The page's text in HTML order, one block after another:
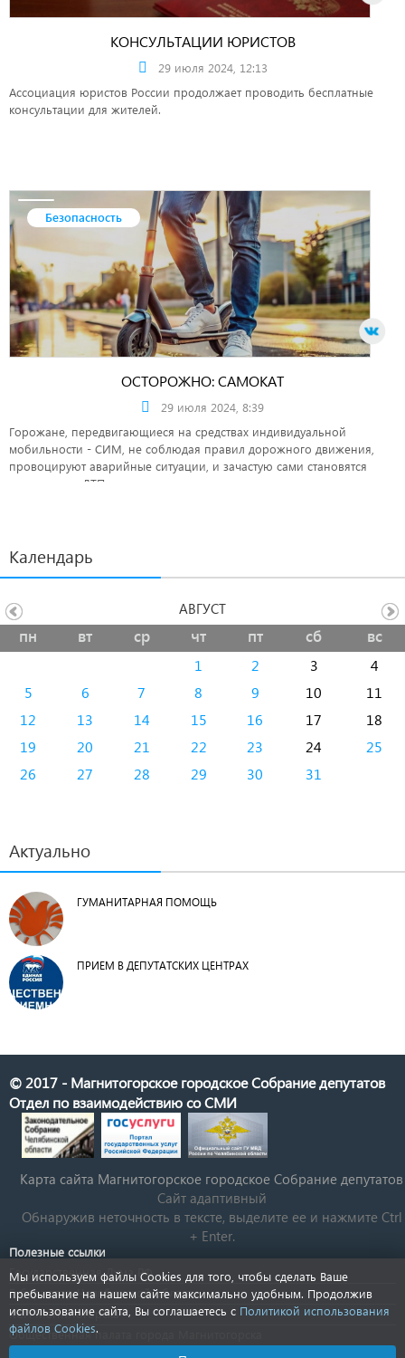
КОНСУЛЬТАЦИИ ЮРИСТОВ
29 июля 2024, 12:13
Ассоциация юристов России продолжает проводить бесплатные
консультации для жителей.
Безопасность
ОСТОРОЖНО: САМОКАТ
29 июля 2024, 8:39
Горожане, передвигающиеся на средствах индивидуальной
мобильности - СИМ, не соблюдая правил дорожного движения,
провоцируют аварийные ситуации, и зачастую сами становятся
участниками ДТП.
Календарь
пн вт ср чт пт сб вс
1 2 3
4
5
6 7 8 9 10
11
12
13 14 15 16 17
18
19
20 21 22 23 24
25
26
27 28 29 30 31
АВГУСТ
Актуально
ГУМАНИТАРНАЯ ПОМОЩЬ
ПРИЕМ В ДЕПУТАТСКИХ ЦЕНТРАХ
© 2017 - Магнитогорское городское Собрание депутатов
Отдел по взаимодействию со СМИ
Карта сайта Магнитогорское городское Cобрание депутатов
Сайт адаптивный
Обнаружив неточность в тексте, выделите ее и нажмите Ctrl
+ Enter.
Полезные ссылки
Государственная Дума РФ
Губернатор Челябинской области
КСП Магнитогорска
Общественная палата города Магнитогорска
Новости Челябинской области
Мы используем файлы Cookies для того, чтобы сделать Ваше
пребывание на нашем сайте максимально удобным. Продолжив
использование сайта, Вы соглашаетесь с Политикой использования
файлов Cookies.